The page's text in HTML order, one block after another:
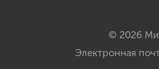
© 2026
Электронная